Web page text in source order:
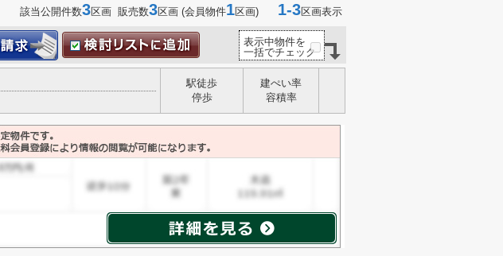
該当公開件数3区画 販売数3区画 (会員物件1区画) 1-3区画表示
表示中物件を
一括でチェック
駅徒歩
停歩
建ぺい率
容積率